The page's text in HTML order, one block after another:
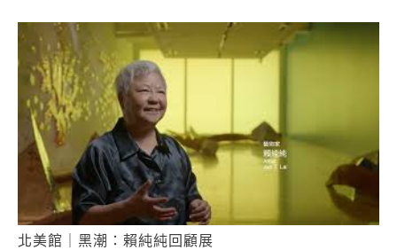
北美館｜黑潮：賴純純回顧展